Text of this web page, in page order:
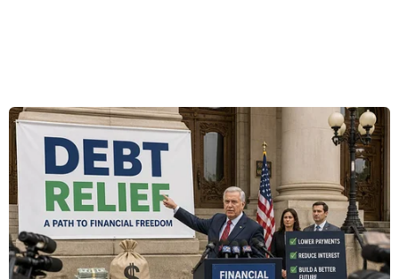
Southampton vào sáng 25/10. Tuy nhiên, do xảy
ra vụ việc, con tàu này đã cập cảng chậm hơn 1
ngày./.
(TTXVN/Vietnam+)